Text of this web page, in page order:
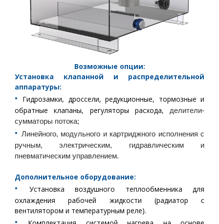
Возможные опции:
Установка клапанной и распределительной
аппаратуры:
•︎
Гидрозамки, дроссели, редукционные, тормозные и
обратные клапаны, регуляторы расхода,
делители-
сумматоры потока;
•︎ Линейного, модульного и картриджного исполнения с
ручным, электрическим, гидравлическим и
пневматическим управлением.
Дополнительное оборудование:
•︎
Установка воздушного теплообменника для
охлаждения рабочей жидкости (радиатор с
вентилятором и температурным реле).